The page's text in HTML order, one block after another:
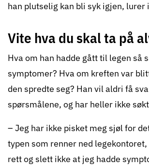
han plutselig kan bli syk igjen, lurer
Vite hva du skal ta på
Hva om han hadde gått til legen så
symptomer? Hva om kreften var
den spredte seg? Han vil aldri få
spørsmålene, og har heller ikke
– Jeg har ikke pisket meg sjøl for
typen som renner ned
rett og slett ikke at jeg hadde